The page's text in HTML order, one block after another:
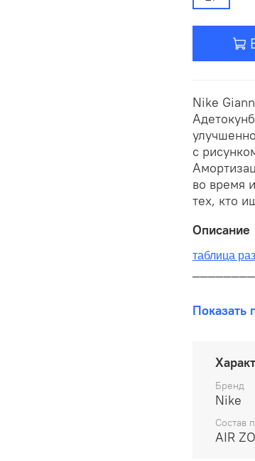
Nike
с
во время
тех, кто
Описание
таблица
По всей
Почтой
Показать
Бренд
Nike
Состав
AIR